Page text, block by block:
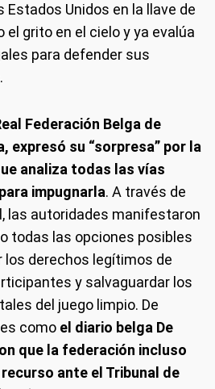
Estados Unidos en la llave de
grito en el cielo y ya evalúa
para defender sus
Federación Belga de
expresó su “sorpresa” por la
analiza todas las vías
impugnarla. A través de
las autoridades manifestaron
todas las opciones posibles
los derechos legítimos de
y salvaguardar los
del juego limpio. De
como el diario belga De
que la federación incluso
ante el Tribunal de